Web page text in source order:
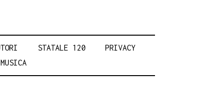
STATALE 120
PRIVACY
MUSICA